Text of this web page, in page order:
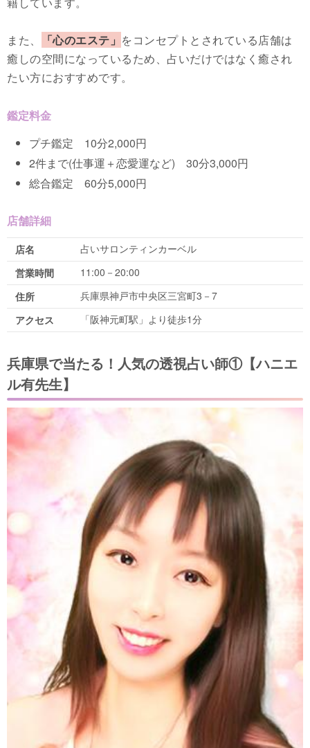
また、 「心のエステ」 をコンセプトとされている店舗は
癒しの空間になっているため、占いだけではなく癒され
たい方におすすめです。
鑑定料金
プチ鑑定 10分2,000円
2件まで(仕事運＋恋愛運など) 30分3,000円
総合鑑定 60分5,000円
店舗詳細
店名
占いサロンティンカーベル
営業時間
11:00－20:00
住所
兵庫県神戸市中央区三宮町3－7
アクセス
「阪神元町駅」より徒歩1分
兵庫県で当たる！人気の透視占い師①【ハニエ
ル有先生】